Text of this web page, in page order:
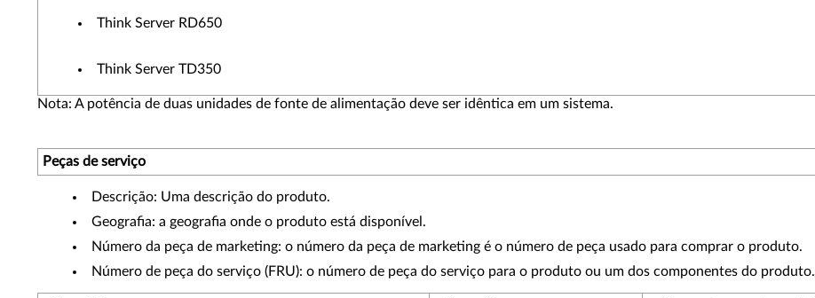
Think Server RD650
Think Server TD350
Nota: A potência de duas unidades de fonte de alimentação deve ser idêntica em um sistema.
Peças de serviço
Descrição: Uma descrição do produto.
Geografia: a geografia onde o produto está disponível.
Número da peça de marketing: o número da peça de marketing é o número de peça usado para comprar o produto.
Número de peça do serviço (FRU): o número de peça do serviço para o produto ou um dos componentes do produto.